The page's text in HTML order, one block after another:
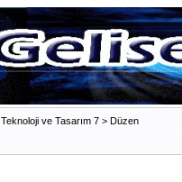
Teknoloji ve Tasarım 7 > Düzen